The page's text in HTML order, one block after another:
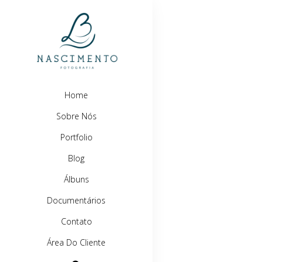
Home
Sobre Nós
Portfolio
Blog
Álbuns
Documentários
Contato
Área Do Cliente